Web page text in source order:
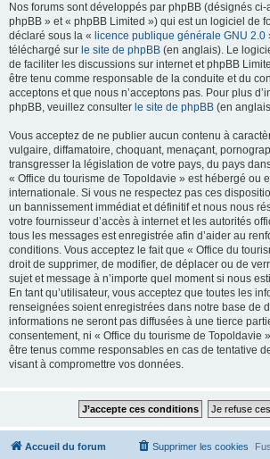
Nos forums sont développés par phpBB (désignés ci-
phpBB » et « phpBB Limited ») qui est un logiciel de
déclaré sous la « licence publique générale GNU 2.0
téléchargé sur le site de phpBB (en anglais). Le
de faciliter les discussions sur internet et phpBB
être tenu comme responsable de la conduite et du
acceptons et que nous n’acceptons pas. Pour plus
phpBB, veuillez consulter le site de phpBB (en
Vous acceptez de ne publier aucun contenu à
vulgaire, diffamatoire, choquant, menaçant,
transgresser la législation de votre pays, du pays
« Office du tourisme de Topoldavie » est hébergé ou
internationale. Si vous ne respectez pas ces
un bannissement immédiat et définitif et nous nous
votre fournisseur d’accès à internet et les autorités
tous les messages est enregistrée afin d’aider au
conditions. Vous acceptez le fait que « Office du
droit de supprimer, de modifier, de déplacer ou de
sujet et message à n’importe quel moment si nous
En tant qu’utilisateur, vous acceptez que toutes les
renseignées soient enregistrées dans notre base de
informations ne seront pas diffusées à une tierce
consentement, ni « Office du tourisme de Topoldavie
être tenus comme responsables en cas de tentative
visant à compromettre vos données.
Accueil du forum Supprimer les cookies